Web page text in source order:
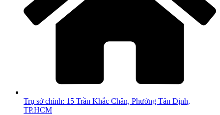
Trụ sở chính: 15 Trần Khắc Chân, Phường Tân Định,
TP.HCM